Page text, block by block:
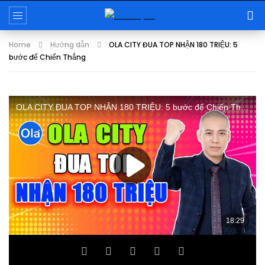
Home Hướng dẫn
OLA CITY ĐUA TOP NHẬN 180 TRIỆU: 5
bước để Chiến Thắng